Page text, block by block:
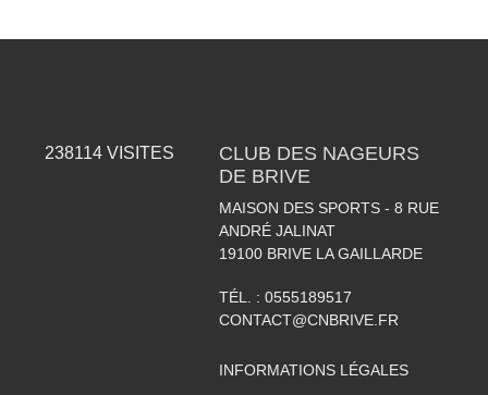
238114VISITES
CLUB DES NAGEURS
DE BRIVE
MAISON DES SPORTS - 8 RUE
ANDRÉ JALINAT
19100 BRIVE LA GAILLARDE
TÉL. : 0555189517
CONTACT@CNBRIVE.FR
INFORMATIONS LÉGALES